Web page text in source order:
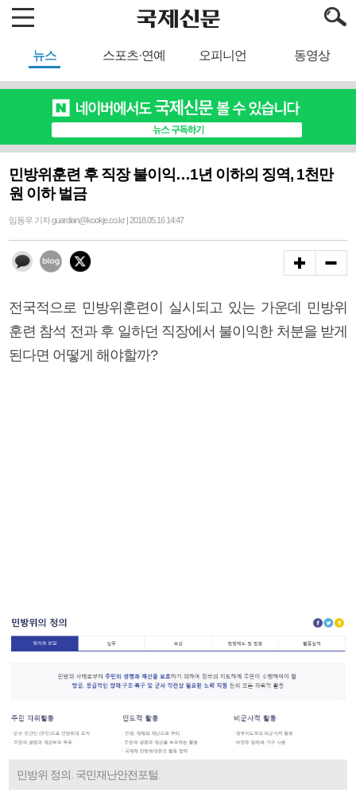
뉴스 스포츠·연예 오피니언 동영상
민방위훈련 후 직장 불이익…1년 이하의 징역, 1천만
원 이하 벌금
임동우 기자 guardian@kookje.co.kr | 2018.05.16 14:47
전국적으로 민방위훈련이 실시되고 있는 가운데 민방위
훈련 참석 전과 후 일하던 직장에서 불이익한 처분을 받게
된다면 어떻게 해야할까?
민방위 정의. 국민재난안전포털.